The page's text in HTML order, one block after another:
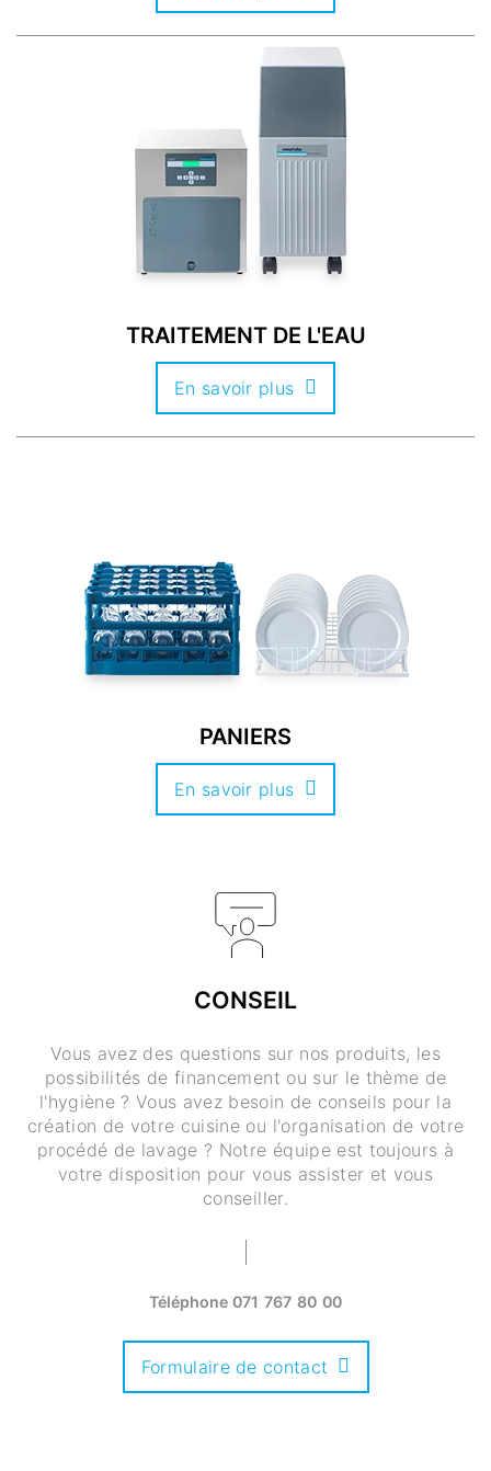
TRAITEMENT DE L'EAU
En savoir plus
PANIERS
En savoir plus
CONSEIL
Vous avez des questions sur nos produits, les
possibilités de financement ou sur le thème de
l'hygiène ? Vous avez besoin de conseils pour la
création de votre cuisine ou l'organisation de votre
procédé de lavage ? Notre équipe est toujours à
votre disposition pour vous assister et vous
conseiller.
Téléphone 071 767 80 00
Formulaire de contact